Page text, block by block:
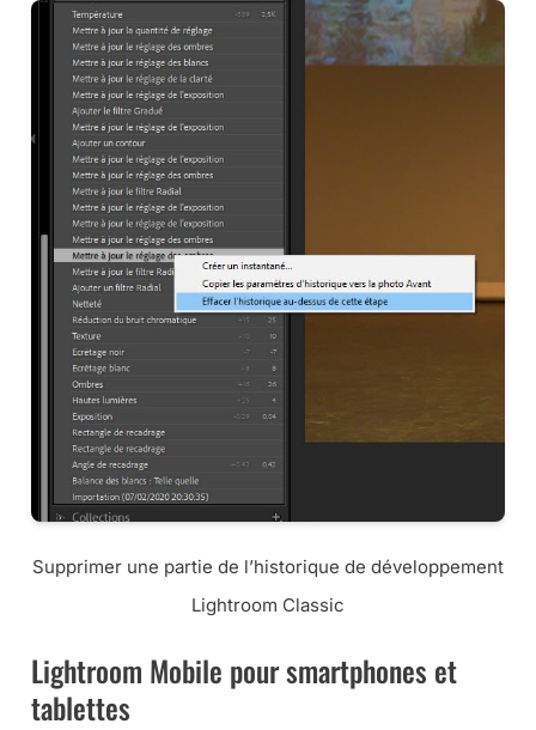
Supprimer une partie de l’historique de développement
Lightroom Classic
Lightroom Mobile pour smartphones et
tablettes